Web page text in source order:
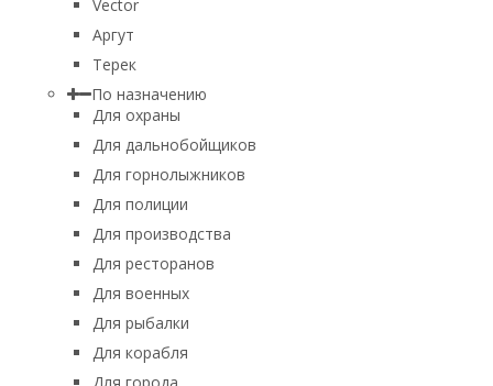
Vector
Аргут
Терек
По назначению
Для охраны
Для дальнобойщиков
Для горнолыжников
Для полиции
Для производства
Для ресторанов
Для военных
Для рыбалки
Для корабля